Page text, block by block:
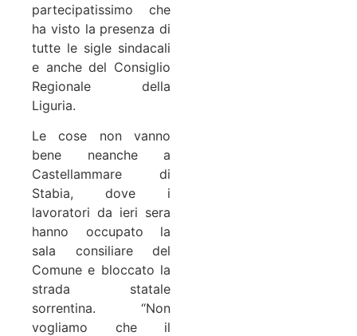
partecipatissimo che
ha visto la presenza di
tutte le sigle sindacali
e anche del Consiglio
Regionale della
Liguria.
Le cose non vanno
bene neanche a
Castellammare di
Stabia, dove i
lavoratori da ieri sera
hanno occupato la
sala consiliare del
Comune e bloccato la
strada statale
sorrentina. “Non
vogliamo che il